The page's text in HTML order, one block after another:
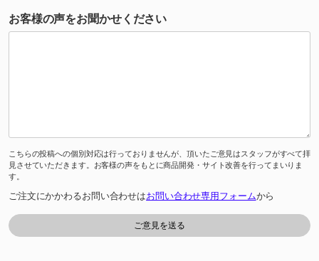
お客様の声をお聞かせください
こちらの投稿への個別対応は行っておりませんが、頂いたご意見はスタッフがすべて拝
見させていただきます。お客様の声をもとに商品開発・サイト改善を行ってまいりま
す。
ご注文にかかわるお問い合わせはお問い合わせ専用フォームから